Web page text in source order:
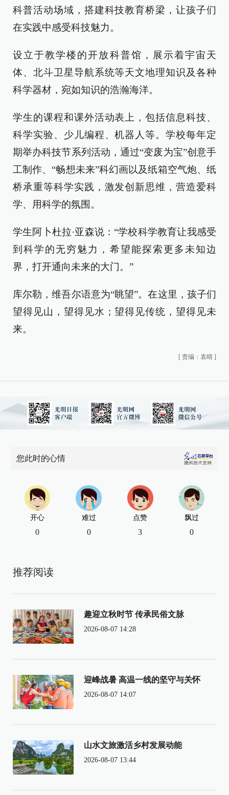
科普活动场域，搭建科技教育桥梁，让孩子们
在实践中感受科技魅力。
设立于教学楼的开放科普馆，展示着宇宙天
体、北斗卫星导航系统等天文地理知识及各种
科学器材，宛如知识的浩瀚海洋。
学生的课程和课外活动表上，包括信息科技、
科学实验、少儿编程、机器人等。学校每年定
期举办科技节系列活动，通过“变废为宝”创意手
工制作、“畅想未来”科幻画以及纸箱空气炮、纸
桥承重等科学实践，激发创新思维，营造爱科
学、用科学的氛围。
学生阿卜杜拉·亚森说：“学校科学教育让我感受
到科学的无穷魅力，希望能探索更多未知边
界，打开通向未来的大门。”
库尔勒，维吾尔语意为“眺望”。在这里，孩子们
望得见山，望得见水；望得见传统，望得见未
来。
[ 责编：袁晴 ]
您此时的心情
开心
0
难过
0
点赞
3
飘过
0
推荐阅读
趣迎立秋时节 传承民俗文脉
2026-08-07 14:28
迎峰战暑 高温一线的坚守与关怀
2026-08-07 14:07
山水文旅激活乡村发展动能
2026-08-07 13:44